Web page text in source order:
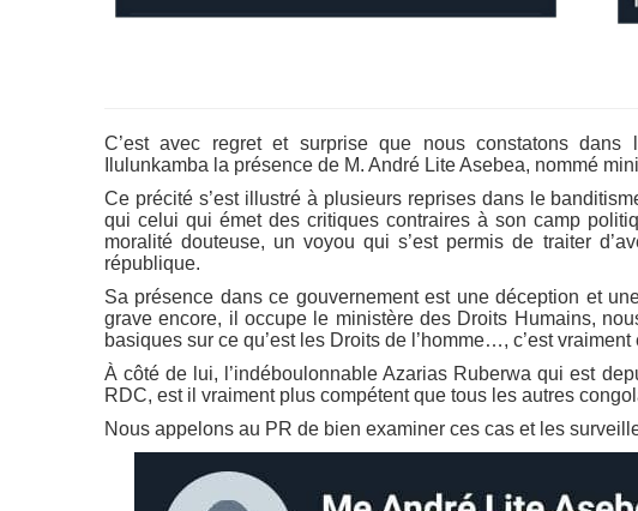
C’est avec regret et surprise que nous constatons dans
Ilulunkamba la présence de M. André Lite Asebea, nommé
Ce précité s’est illustré à plusieurs reprises dans le
qui celui qui émet des critiques contraires à son camp
moralité douteuse, un voyou qui s’est permis de traiter
république.
Sa présence dans ce gouvernement est une déception et
grave encore, il occupe le ministère des Droits Humains,
basiques sur ce qu’est les Droits de l’homme…, c’est
À côté de lui, l’indéboulonnable Azarias Ruberwa qui est
RDC, est il vraiment plus compétent que tous les autres
Nous appelons au PR de bien examiner ces cas et les